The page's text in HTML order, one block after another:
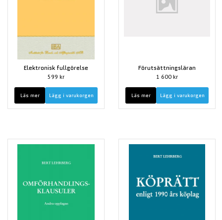
Elektronisk fullgörelse
599 kr
Läs mer
Förutsättningsläran
1 600 kr
Läs mer